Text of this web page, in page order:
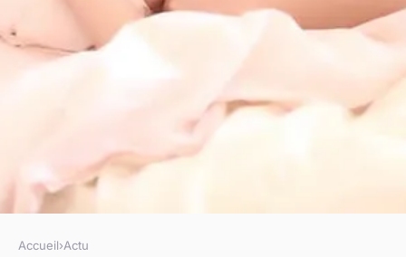
Accueil›Actu